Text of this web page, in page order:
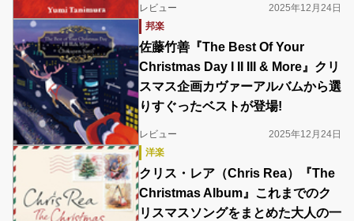
レビュー
2025年12月24日
邦楽
佐藤竹善『The Best Of Your
Christmas Day I II III & More』クリ
スマス企画カヴァーアルバムから選
りすぐったベストが登場!
レビュー
2025年12月24日
洋楽
クリス・レア（Chris Rea）『The
Christmas Album』これまでのク
リスマスソングをまとめた大人の一